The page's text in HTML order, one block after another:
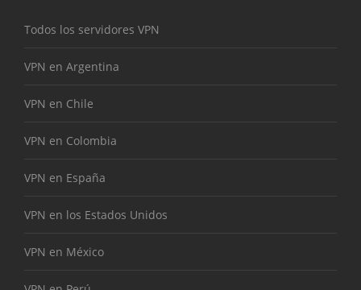
Todos los servidores VPN
VPN en Argentina
VPN en Chile
VPN en Colombia
VPN en España
VPN en los Estados Unidos
VPN en México